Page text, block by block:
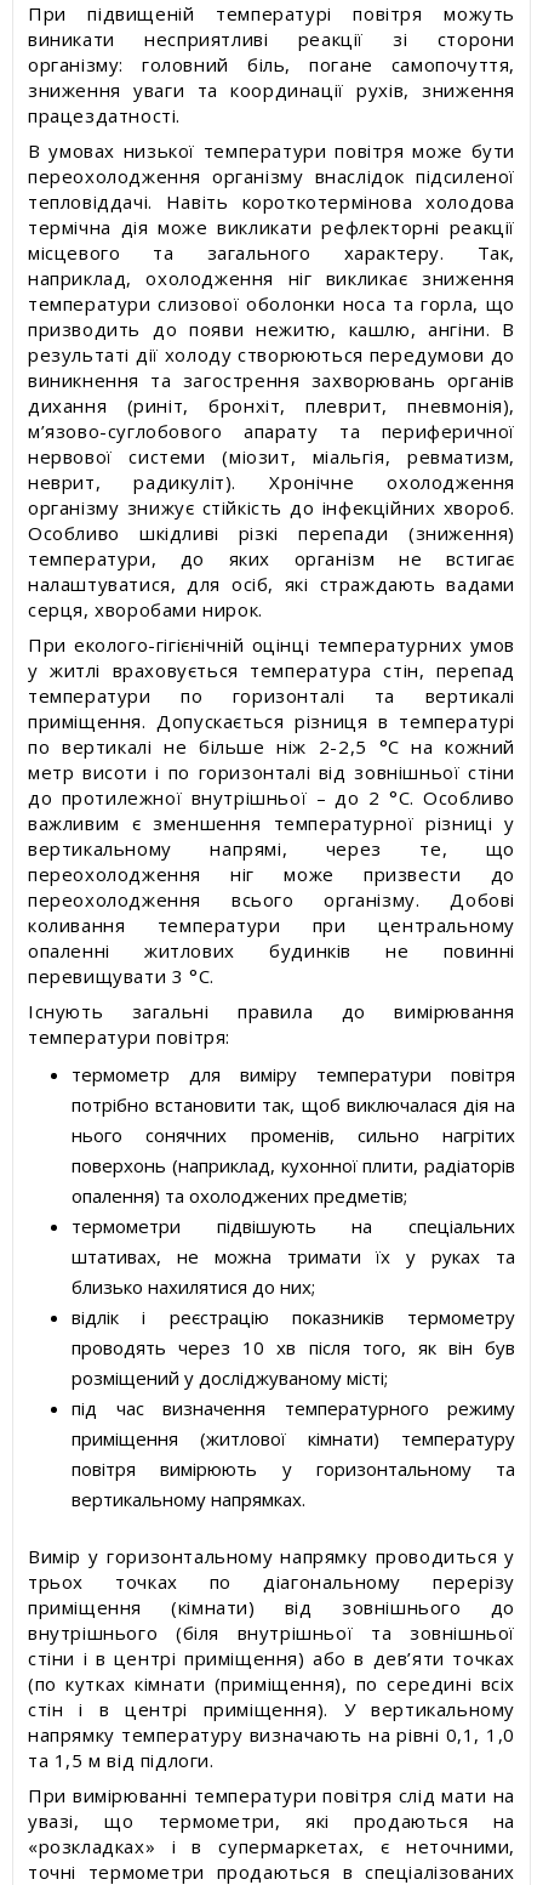
При підвищеній температурі повітря можуть
виникати несприятливі реакції зі сторони
організму: головний біль, погане самопочуття,
зниження уваги та координації рухів, зниження
працездатності.
В умовах низької температури повітря може бути
переохолодження організму внаслідок підсиленої
тепловіддачі. Навіть короткотермінова холодова
термічна дія може викликати рефлекторні реакції
місцевого та загального характеру. Так,
наприклад, охолодження ніг викликає зниження
температури слизової оболонки носа та горла, що
призводить до появи нежитю, кашлю, ангіни. В
результаті дії холоду створюються передумови до
виникнення та загострення захворювань органів
дихання (риніт, бронхіт, плеврит, пневмонія),
м’язово-суглобового апарату та периферичної
нервової системи (міозит, міальгія, ревматизм,
неврит, радикуліт). Хронічне охолодження
організму знижує стійкість до інфекційних хвороб.
Особливо шкідливі різкі перепади (зниження)
температури, до яких організм не встигає
налаштуватися, для осіб, які страждають вадами
серця, хворобами нирок.
При еколого-гігієнічній оцінці температурних умов
у житлі враховується температура стін, перепад
температури по горизонталі та вертикалі
приміщення. Допускається різниця в температурі
по вертикалі не більше ніж 2-2,5 °С на кожний
метр висоти і по горизонталі від зовнішньої стіни
до протилежної внутрішньої – до 2 °С. Особливо
важливим є зменшення температурної різниці у
вертикальному напрямі, через те, що
переохолодження ніг може призвести до
переохолодження всього організму. Добові
коливання температури при центральному
опаленні житлових будинків не повинні
перевищувати 3 °С.
Існують загальні правила до вимірювання
температури повітря:
термометр для виміру температури повітря
потрібно встановити так, щоб виключалася дія на
нього сонячних променів, сильно нагрітих
поверхонь (наприклад, кухонної плити, радіаторів
опалення) та охолоджених предметів;
термометри підвішують на спеціальних
штативах, не можна тримати їх у руках та
близько нахилятися до них;
відлік і реєстрацію показників термометру
проводять через 10 хв після того, як він був
розміщений у досліджуваному місті;
під час визначення температурного режиму
приміщення (житлової кімнати) температуру
повітря вимірюють у горизонтальному та
вертикальному напрямках.
Вимір у горизонтальному напрямку проводиться у
трьох точках по діагональному перерізу
приміщення (кімнати) від зовнішнього до
внутрішнього (біля внутрішньої та зовнішньої
стіни і в центрі приміщення) або в дев’яти точках
(по кутках кімнати (приміщення), по середині всіх
стін і в центрі приміщення). У вертикальному
напрямку температуру визначають на рівні 0,1, 1,0
та 1,5 м від підлоги.
При вимірюванні температури повітря слід мати на
увазі, що термометри, які продаються на
«розкладках» і в супермаркетах, є неточними,
точні термометри продаються в спеціалізованих